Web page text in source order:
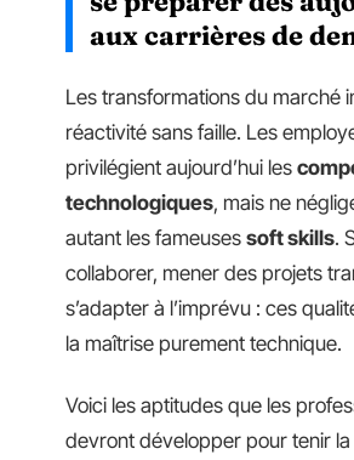
aux carrières de
Les transformations du marché
réactivité sans faille. Les
privilégient aujourd’hui les
technologiques, mais ne
autant les fameuses soft skills.
collaborer, mener des projets
s’adapter à l’imprévu : ces
la maîtrise purement technique.
Voici les aptitudes que les
devront développer pour tenir la